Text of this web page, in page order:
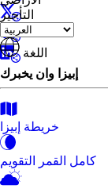
التأجير
اللغة
إبيزا وان يخبرك
خريطة إبيزا
كامل القمر التقويم